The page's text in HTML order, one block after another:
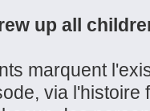
up all
marquent
via l'histoire